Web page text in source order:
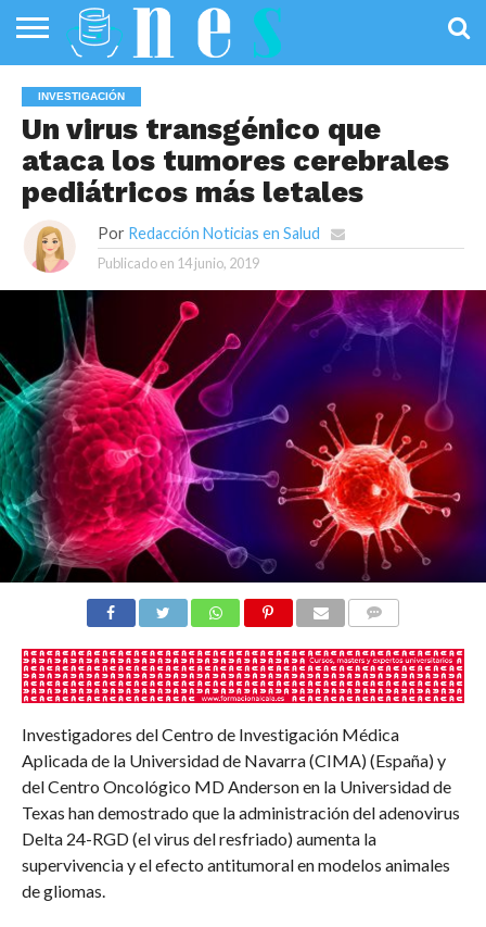
PÚBLICA
SANIDAD
INVESTIGACIÓN
ENTREVISTAS
PROFESIONALES
DE LA SALUD
INFOGRAFÍAS
DE SALUD
OPINIÓN
INVESTIGACIÓN
Un virus transgénico que
ataca los tumores cerebrales
pediátricos más letales
Por Redacción Noticias en Salud
Publicado en 14 junio, 2019
Investigadores del Centro de Investigación Médica
Aplicada de la Universidad de Navarra (CIMA) (España) y
del Centro Oncológico MD Anderson en la Universidad de
Texas han demostrado que la administración del adenovirus
Delta 24-RGD (el virus del resfriado) aumenta la
supervivencia y el efecto antitumoral en modelos animales
de gliomas.